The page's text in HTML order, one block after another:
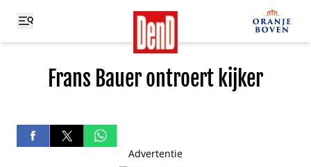
Frans Bauer ontroert kijker
Advertentie